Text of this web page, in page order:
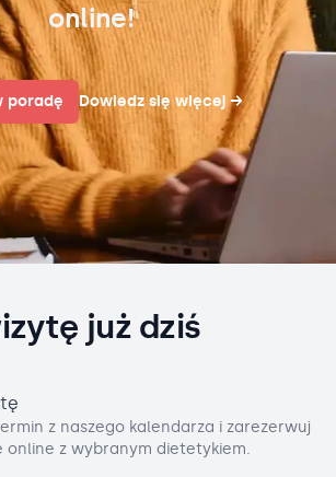
online!
poradę Dowiedz się więcej →
już dziś
z naszego kalendarza i zarezerwuj
online z wybranym dietetykiem.